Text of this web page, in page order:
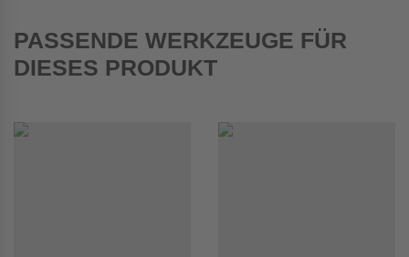
PASSENDE WERKZEUGE FÜR
DIESES PRODUKT